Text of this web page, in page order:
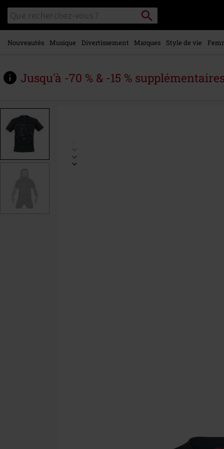
contenu
principal
Rechercher
sur
le
catalogue
Rechercher
Nouveautés Musique Divertissement Marques Style de vie
Jusqu'à -70 % & -15 %
www.large.be/fr/p/back-